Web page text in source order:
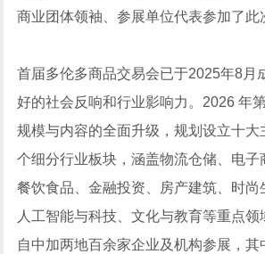
商业团体领袖、参展单位代表参加了此
首届多伦多商品交易会已于2025年8月
好的社会反响和行业影响力。2026 年
规模与内容的全面升级，规划设立十大
个细分行业板块，涵盖物流仓储、电子
餐饮食品、金融投资、房产建筑、时尚
人工智能与科技、文化与教育等重点
自中加两地百余家企业及机构参展，其